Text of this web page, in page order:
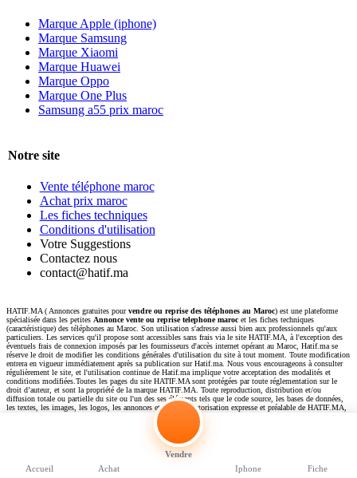
Accueil Achat
Vendre
Iphone
Fiche
Marque Apple (iphone)
Marque Samsung
Marque Xiaomi
Marque Huawei
Marque Oppo
Marque One Plus
Samsung a55 prix maroc
Notre site
Vente téléphone maroc
Achat prix maroc
Les fiches techniques
Conditions d'utilisation
Votre Suggestions
Contactez nous
contact@hatif.ma
HATIF.MA ( Annonces gratuites pourvendre ou reprise des téléphones au Maroc) est une plateforme
spécialisée dans les petites Annonce vente ou reprise telephone maroc et les fiches techniques
(caractéristique) des téléphones au Maroc. Son utilisation s'adresse aussi bien aux professionnels qu'aux
particuliers. Les services qu'il propose sont accessibles sans frais via le site HATIF.MA, à l'exception des
éventuels frais de connexion imposés par les fournisseurs d'accès internet opérant au Maroc, Hatif.ma se
réserve le droit de modifier les conditions générales d'utilisation du site à tout moment. Toute modification
entrera en vigueur immédiatement après sa publication sur Hatif.ma. Nous vous encourageons à consulter
régulièrement le site, et l'utilisation continue de Hatif.ma implique votre acceptation des modalités et
conditions modifiées.Toutes les pages du site HATIF.MA sont protégées par toute réglementation sur le
droit d’auteur, et sont la propriété de la marque HATIF.MA. Toute reproduction, distribution et/ou
diffusion totale ou partielle du site ou l'un des ses éléments tels que le code source, les bases de données,
les textes, les images, les logos, les annonces etc.. sans l’autorisation expresse et préalable de HATIF.MA,
est en conséquence interdite. Cependant, l'utilisateur a le droit de visualiser, mémoriser une copie privée
des pages ou extraits de pages du site, pour des fins personnelles ou besoins propres non cessibles et non